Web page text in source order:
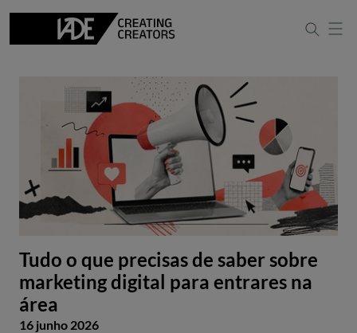
Tudo o que precisas de saber sobre
marketing digital para entrares na
área
16 junho 2026